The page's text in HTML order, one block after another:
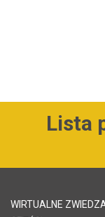
Lista
WIRTUALNE